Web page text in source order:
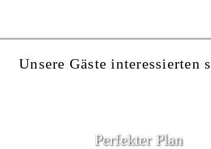
Unsere Gäste interessierten
Perfekter Plan